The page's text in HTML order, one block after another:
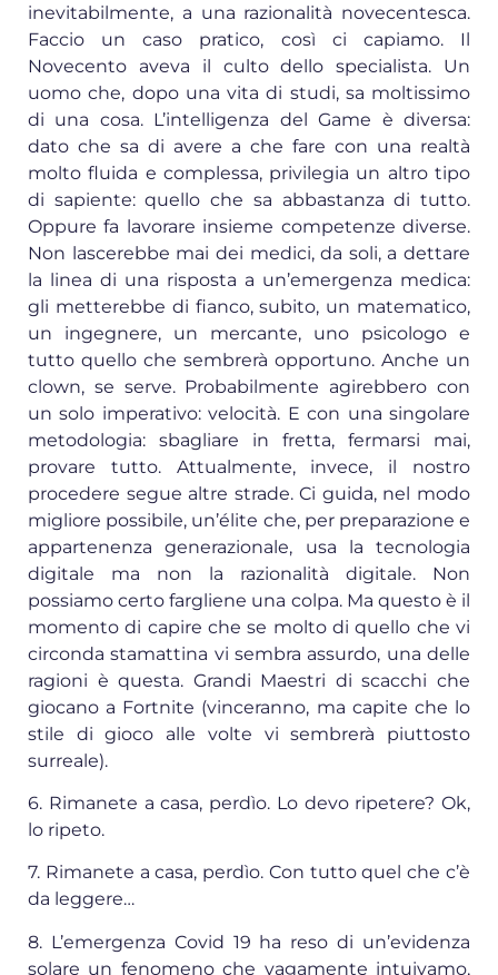
inevitabilmente, a una razionalità novecentesca.
Faccio un caso pratico, così ci capiamo. Il
Novecento aveva il culto dello specialista. Un
uomo che, dopo una vita di studi, sa moltissimo
di una cosa. L’intelligenza del Game è diversa:
dato che sa di avere a che fare con una realtà
molto fluida e complessa, privilegia un altro tipo
di sapiente: quello che sa abbastanza di tutto.
Oppure fa lavorare insieme competenze diverse.
Non lascerebbe mai dei medici, da soli, a dettare
la linea di una risposta a un’emergenza medica:
gli metterebbe di fianco, subito, un matematico,
un ingegnere, un mercante, uno psicologo e
tutto quello che sembrerà opportuno. Anche un
clown, se serve. Probabilmente agirebbero con
un solo imperativo: velocità. E con una singolare
metodologia: sbagliare in fretta, fermarsi mai,
provare tutto. Attualmente, invece, il nostro
procedere segue altre strade. Ci guida, nel modo
migliore possibile, un’élite che, per preparazione e
appartenenza generazionale, usa la tecnologia
digitale ma non la razionalità digitale. Non
possiamo certo fargliene una colpa. Ma questo è il
momento di capire che se molto di quello che vi
circonda stamattina vi sembra assurdo, una delle
ragioni è questa. Grandi Maestri di scacchi che
giocano a Fortnite (vinceranno, ma capite che lo
stile di gioco alle volte vi sembrerà piuttosto
surreale).
6. Rimanete a casa, perdìo. Lo devo ripetere? Ok,
lo ripeto.
7. Rimanete a casa, perdìo. Con tutto quel che c’è
da leggere…
8. L’emergenza Covid 19 ha reso di un’evidenza
solare un fenomeno che vagamente intuivamo,